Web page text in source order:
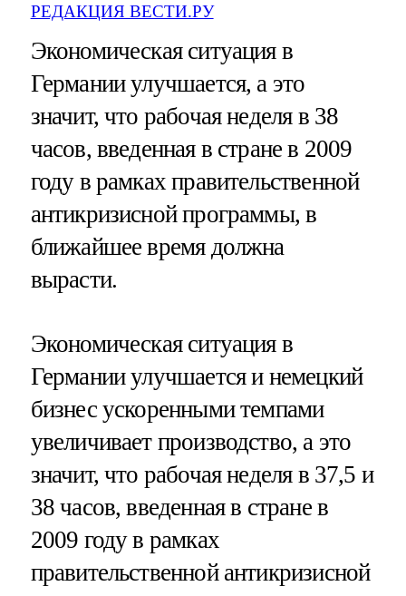
РЕДАКЦИЯ ВЕСТИ.РУ
Экономическая ситуация в
Германии улучшается, а это
значит, что рабочая неделя в 38
часов, введенная в стране в 2009
году в рамках правительственной
антикризисной программы, в
ближайшее время должна
вырасти.
Экономическая ситуация в
Германии улучшается и немецкий
бизнес ускоренными темпами
увеличивает производство, а это
значит, что рабочая неделя в 37,5 и
38 часов, введенная в стране в
2009 году в рамках
правительственной антикризисной